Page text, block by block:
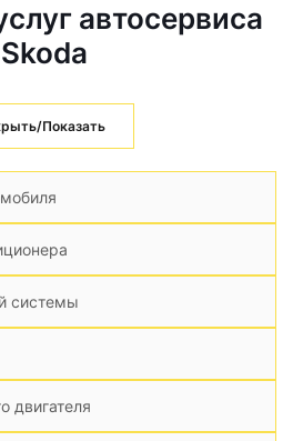
автосервиса
Skoda
Показать
системы
двигателя